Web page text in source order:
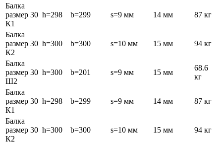
Балка
размер 30
К1
h=298 b=299 s=9 мм 14 мм 87 кг
Балка
размер 30
К2
h=300 b=300 s=10 мм 15 мм 94 кг
Балка
размер 30
Ш2
h=300 b=201 s=9 мм 15 мм
68.6
кг
Балка
размер 30
К1
h=298 b=299 s=9 мм 14 мм 87 кг
Балка
размер 30
К2
h=300 b=300 s=10 мм 15 мм 94 кг